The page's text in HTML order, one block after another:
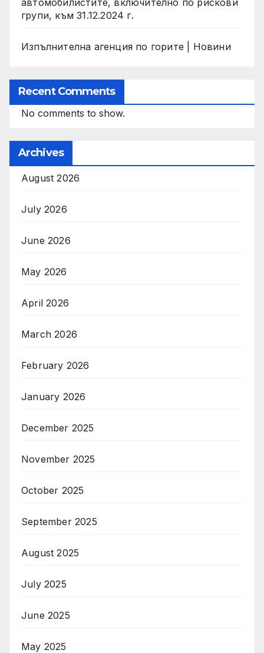
автомобилистите, включително по рискови
групи, към 31.12.2024 г.
Изпълнителна агенция по горите | Новини
Recent Comments
No comments to show.
Archives
August 2026
July 2026
June 2026
May 2026
April 2026
March 2026
February 2026
January 2026
December 2025
November 2025
October 2025
September 2025
August 2025
July 2025
June 2025
May 2025